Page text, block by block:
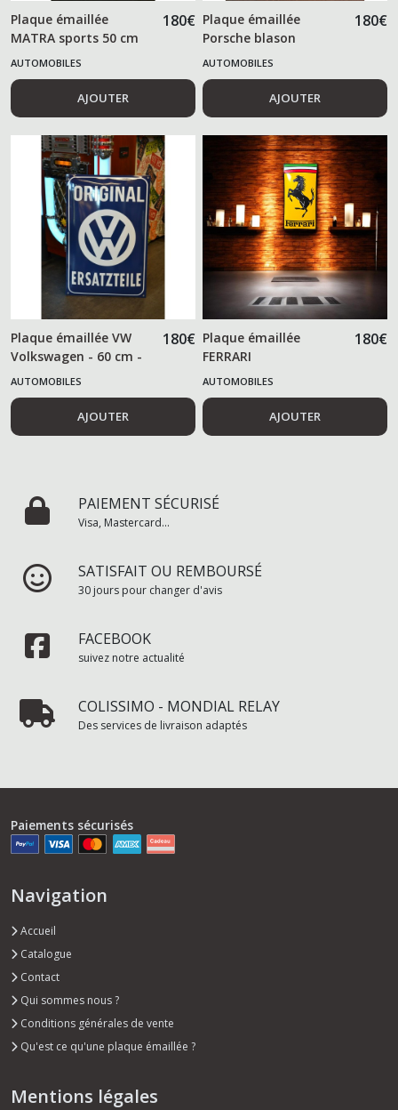
Plaque émaillée
MATRA sports 50 cm
180€
AUTOMOBILES
AJOUTER
Plaque émaillée
Porsche blason
180€
AUTOMOBILES
AJOUTER
Plaque émaillée VW
Volkswagen - 60 cm -
180€
AUTOMOBILES
AJOUTER
Plaque émaillée
FERRARI
180€
AUTOMOBILES
AJOUTER
PAIEMENT SÉCURISÉ
Visa, Mastercard...
SATISFAIT OU REMBOURSÉ
30 jours pour changer d'avis
FACEBOOK
suivez notre actualité
COLISSIMO - MONDIAL RELAY
Des services de livraison adaptés
Paiements sécurisés
Navigation
Accueil
Catalogue
Contact
Qui sommes nous ?
Conditions générales de vente
Qu'est ce qu'une plaque émaillée ?
Mentions légales